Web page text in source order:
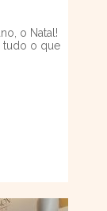
o Natal!
tudo o que